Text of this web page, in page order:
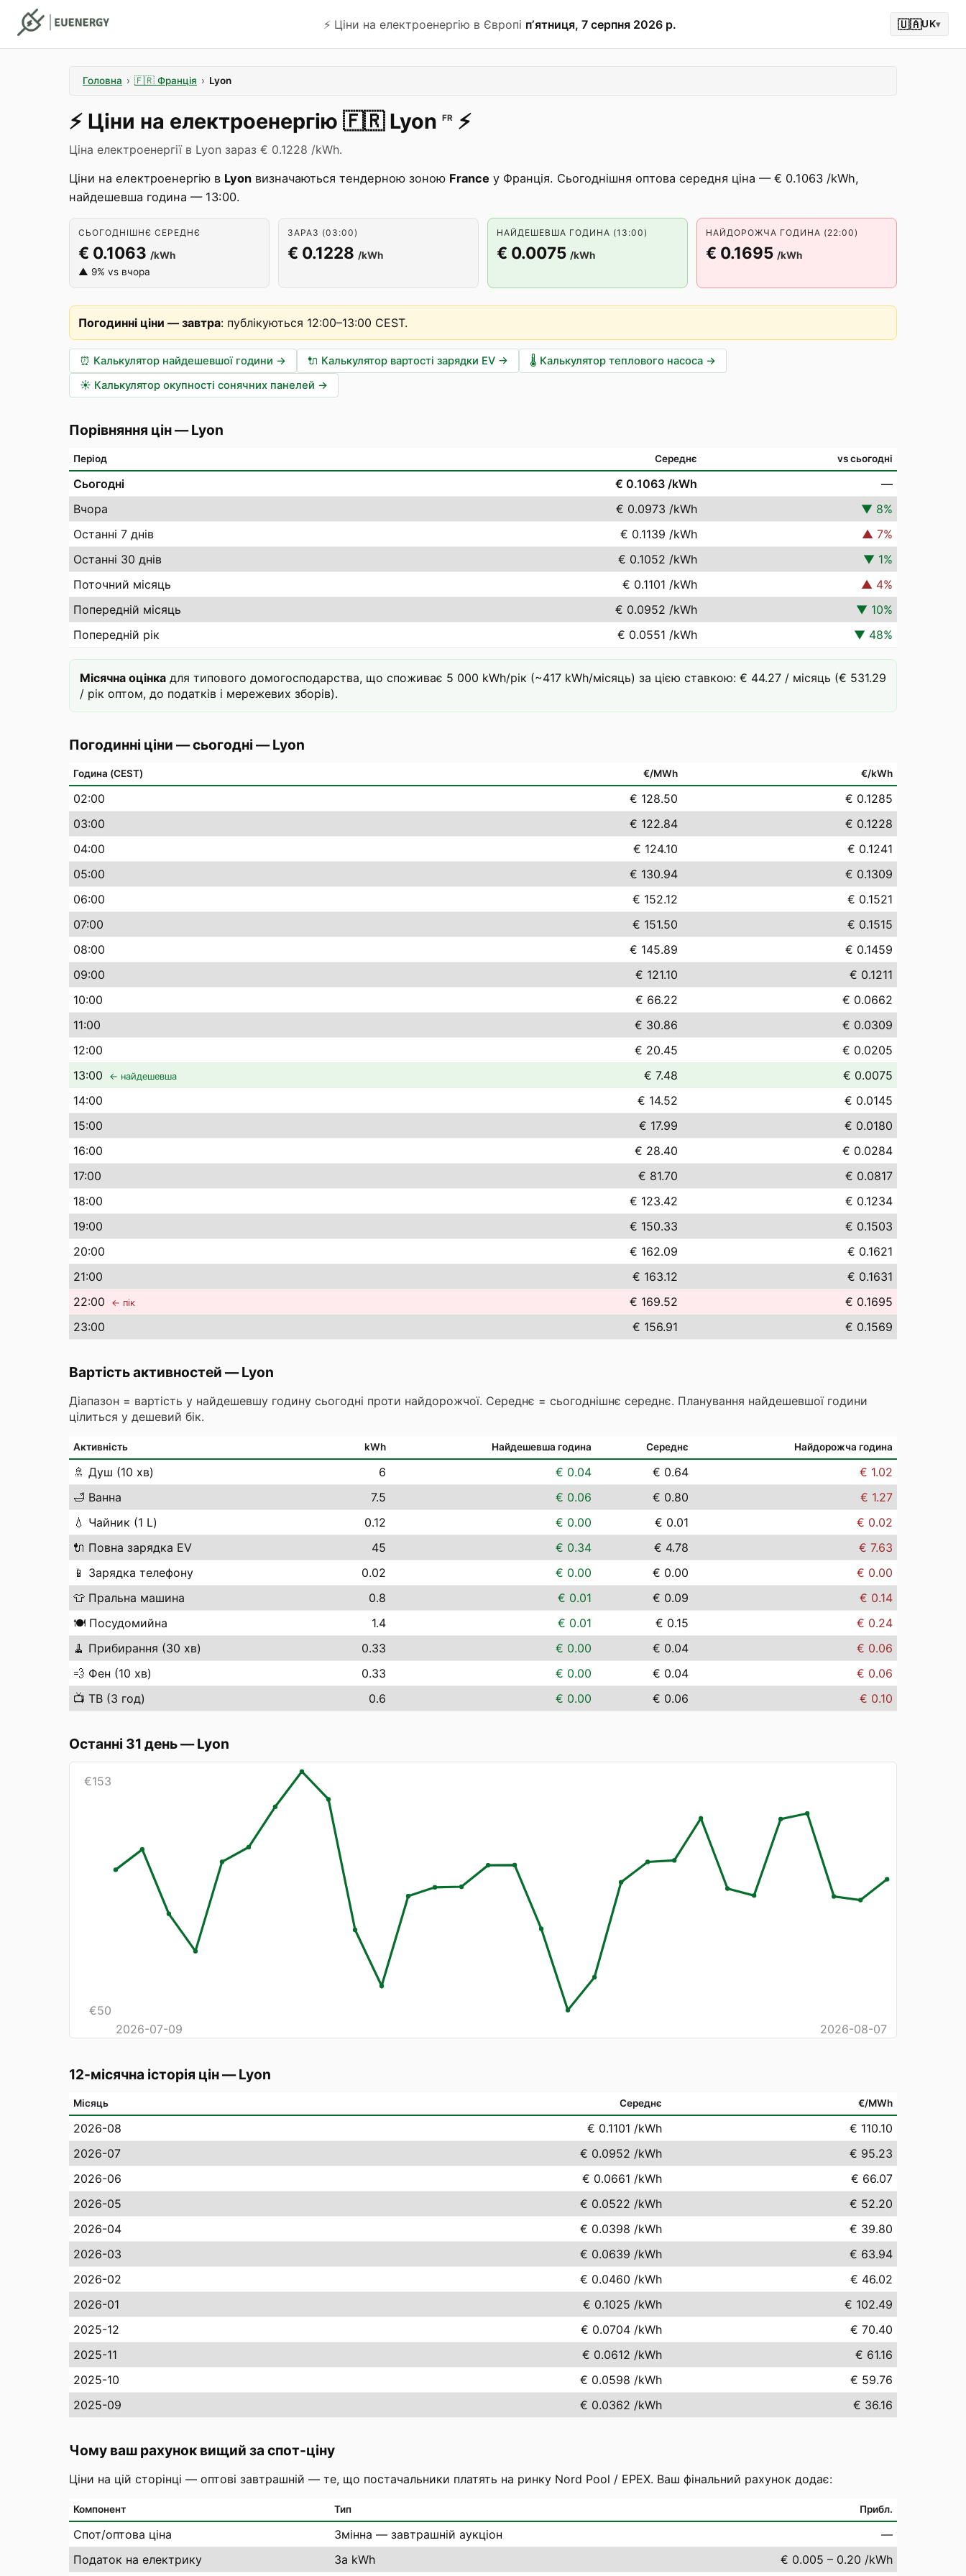
⚡️ Ціни на електроенергію в Європі пʼятниця, 7 серпня 2026 р. 🇺🇦UK▾
Головна › 🇫🇷 Франція › Lyon
⚡️ Ціни на електроенергію 🇫🇷 Lyon FR ⚡️
Ціна електроенергії в Lyon зараз € 0.1228 /kWh.
Ціни на електроенергію в Lyon визначаються тендерною зоною France у Франція. Сьогоднішня оптова середня ціна — € 0.1063 /kWh,
найдешевша година — 13:00.
СЬОГОДНІШНЄ СЕРЕДНЄ
€ 0.1063 /kWh
▲ 9% vs вчора
ЗАРАЗ (03:00)
€ 0.1228 /kWh
НАЙДЕШЕВША ГОДИНА (13:00)
€ 0.0075 /kWh
НАЙДОРОЖЧА ГОДИНА (22:00)
€ 0.1695 /kWh
Погодинні ціни — завтра: публікуються 12:00–13:00 CEST.
⏰ Калькулятор найдешевшої години → 🔌 Калькулятор вартості зарядки EV → 🌡️ Калькулятор теплового насоса →
☀️ Калькулятор окупності сонячних панелей →
Порівняння цін—Lyon
Період Середнє vs сьогодні
Сьогодні € 0.1063 /kWh
—
Вчора
€ 0.0973 /kWh ▼ 8%
Останні 7 днів
€ 0.1139 /kWh ▲ 7%
Останні 30 днів
€ 0.1052 /kWh ▼ 1%
Поточний місяць
€ 0.1101 /kWh ▲ 4%
Попередній місяць
€ 0.0952 /kWh ▼ 10%
Попередній рік
€ 0.0551 /kWh ▼ 48%
Місячна оцінка для типового домогосподарства, що споживає 5 000 kWh/рік (~417 kWh/місяць) за цією ставкою: € 44.27 / місяць (€ 531.29
/ рік оптом, до податків і мережевих зборів).
Погодинні ціни — сьогодні —Lyon
Година (CEST) €/MWh €/kWh
02:00 € 128.50
€ 0.1285
03:00 € 122.84
€ 0.1228
04:00 € 124.10
€ 0.1241
05:00 € 130.94
€ 0.1309
06:00 € 152.12
€ 0.1521
07:00 € 151.50
€ 0.1515
08:00 € 145.89
€ 0.1459
09:00 € 121.10
€ 0.1211
10:00 € 66.22
€ 0.0662
11:00 € 30.86
€ 0.0309
12:00 € 20.45
€ 0.0205
13:00 ← найдешевша € 7.48
€ 0.0075
14:00 € 14.52
€ 0.0145
15:00 € 17.99
€ 0.0180
16:00 € 28.40
€ 0.0284
17:00 € 81.70
€ 0.0817
18:00 € 123.42
€ 0.1234
19:00 € 150.33
€ 0.1503
20:00 € 162.09
€ 0.1621
21:00 € 163.12
€ 0.1631
22:00 ← пік € 169.52
€ 0.1695
23:00 € 156.91 € 0.1569
Вартість активностей —Lyon
Діапазон = вартість у найдешевшу годину сьогодні проти найдорожчої. Середнє = сьогоднішнє середнє. Планування найдешевшої години
цілиться у дешевий бік.
Активність kWh Найдешевша година Середнє Найдорожча година
🚿 Душ (10 хв) 6 € 0.04 € 0.64
€ 1.02
🛁 Ванна 7.5 € 0.06 € 0.80
€ 1.27
💧 Чайник (1 L) 0.12 € 0.00 € 0.01
€ 0.02
🔌 Повна зарядка EV 45 € 0.34 € 4.78
€ 7.63
📱 Зарядка телефону 0.02 € 0.00 € 0.00
€ 0.00
👕 Пральна машина 0.8 € 0.01 € 0.09
€ 0.14
🍽️ Посудомийна 1.4 € 0.01 € 0.15
€ 0.24
🧹 Прибирання (30 хв) 0.33 € 0.00 € 0.04
€ 0.06
💨 Фен (10 хв) 0.33 € 0.00 € 0.04
€ 0.06
📺 ТВ (3 год) 0.6 € 0.00 € 0.06 € 0.10
Останні 31 день—Lyon
€153
€50
2026-07-09
2026-08-07
12-місячна історія цін—Lyon
Місяць Середнє €/MWh
2026-08 € 0.1101 /kWh
€ 110.10
2026-07
€ 0.0952 /kWh
€ 95.23
2026-06
€ 0.0661 /kWh
€ 66.07
2026-05
€ 0.0522 /kWh
€ 52.20
2026-04
€ 0.0398 /kWh
€ 39.80
2026-03
€ 0.0639 /kWh
€ 63.94
2026-02
€ 0.0460 /kWh
€ 46.02
2026-01
€ 0.1025 /kWh
€ 102.49
2025-12
€ 0.0704 /kWh
€ 70.40
2025-11
€ 0.0612 /kWh
€ 61.16
2025-10
€ 0.0598 /kWh
€ 59.76
2025-09
€ 0.0362 /kWh € 36.16
Чому ваш рахунок вищий за спот-ціну
Ціни на цій сторінці — оптові завтрашній — те, що постачальники платять на ринку Nord Pool / EPEX. Ваш фінальний рахунок додає:
Компонент Тип Прибл.
Спот/оптова ціна Змінна — завтрашній аукціон
—
Податок на електрику
За kWh € 0.005 – 0.20 /kWh